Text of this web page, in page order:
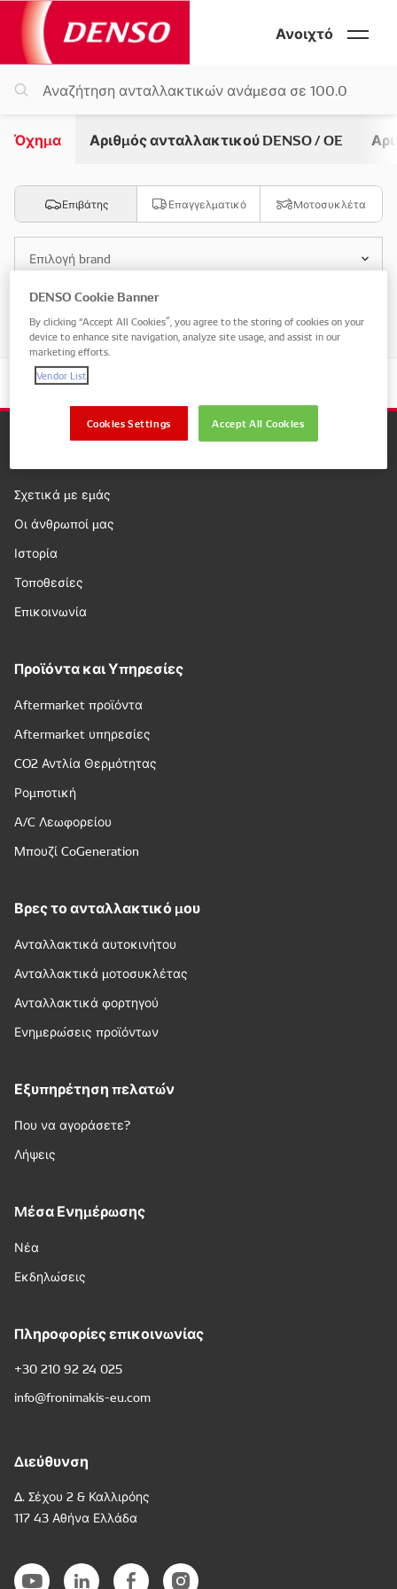
Ανοιχτό
Όχημα Αριθμός ανταλλακτικού DENSO / OE
Επιβάτης Επαγγελματικό Μοτοσυκλέτα
Επιλογή brand
Επιλογή μοντέλου
Σχετικά με εμάς
Οι άνθρωποί μας
Ιστορία
Τοποθεσίες
Επικοινωνία
Προϊόντα και Υπηρεσίες
Aftermarket προϊόντα
Aftermarket υπηρεσίες
CO2 Αντλία Θερμότητας
Ρομποτική
A/C Λεωφορείου
Μπουζί CoGeneration
Βρες το ανταλλακτικό μου
Ανταλλακτικά αυτοκινήτου
Ανταλλακτικά μοτοσυκλέτας
Ανταλλακτικά φορτηγού
Ενημερώσεις προϊόντων
Εξυπηρέτηση πελατών
Που να αγοράσετε?
Λήψεις
Μέσα Ενημέρωσης
Νέα
Εκδηλώσεις
Πληροφορίες επικοινωνίας
+30 210 92 24 025
info@fronimakis-eu.com
Διεύθυνση
Δ. Σέχου 2 & Καλλιρόης
117 43 Αθήνα Ελλάδα
DENSO Cookie Banner
By clicking “Accept All Cookies”, you agree to the storing of cookies on your
device to enhance site navigation, analyze site usage, and assist in our
marketing efforts.
Vendor List
Accept All Cookies
Cookies Settings